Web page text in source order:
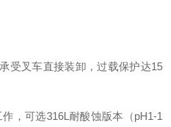
受叉车直接装卸，过载保护达15
，可选316L耐酸蚀版本（pH1-1